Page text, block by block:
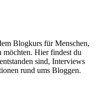
Blogkurs für Menschen,
möchten. Hier findest du
sind, Interviews
rund ums Bloggen.